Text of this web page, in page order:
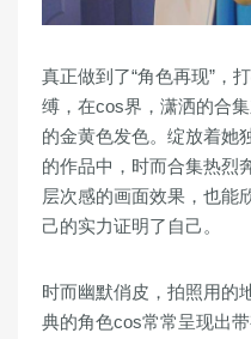
真正做到了“角色再现”，
缚，在cos界，潇洒的合
的金黄色发色。绽放着她
的作品中，时而合集热烈
层次感的画面效果，也能
己的实力证明了自己。
时而幽默俏皮，拍照用的
典的角色cos常常呈现出